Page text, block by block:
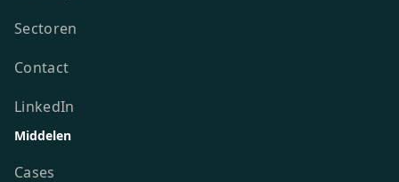
Sectoren
Contact
LinkedIn
Middelen
Cases